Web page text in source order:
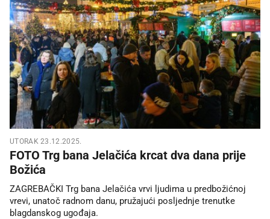
UTORAK 23.12.2025.
FOTO Trg bana Jelačića krcat dva dana prije
Božića
ZAGREBAČKI Trg bana Jelačića vrvi ljudima u predbožićnoj
vrevi, unatoč radnom danu, pružajući posljednje trenutke
blagdanskog ugođaja.